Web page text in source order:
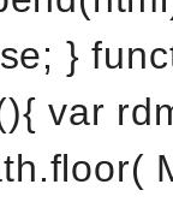
}
var